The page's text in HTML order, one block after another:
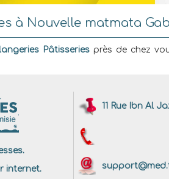
à Nouvelle matmata
Pâtisseries près de chez
internet.
11 Rue Ibn Al